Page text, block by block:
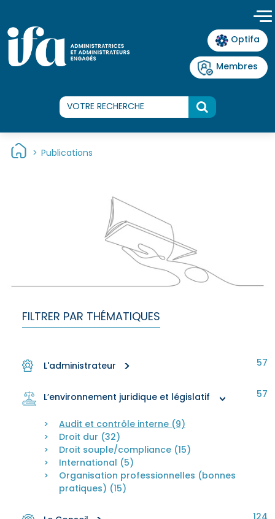
Optifa
Membres
> Publications
FILTRER PAR THÉMATIQUES
L'administrateur > 57
L’environnement juridique et législatif > 57
Audit et contrôle interne (9)
Droit dur (32)
Droit souple/compliance (15)
International (5)
Organisation professionnelles (bonnes
pratiques) (15)